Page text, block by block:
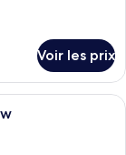
Voir les prix
avec deux lits,